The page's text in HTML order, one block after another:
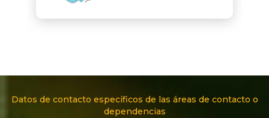
Datos de contacto específicos de las áreas de contacto o
dependencias